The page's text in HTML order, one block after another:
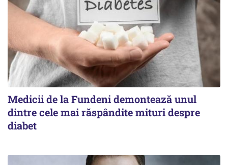
Medicii de la Fundeni demontează unul
dintre cele mai răspândite mituri despre
diabet